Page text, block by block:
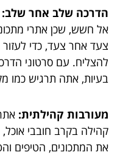
הדרכה שלב אחר שלב:
אל חשש, שכן אתרי
צעד אחר צעד, כדי
להצליח. עם סרטוני
בעיות, אתה תרגיש כמו
מעורבות קהילתית:
קהילה בקרב חובבי
את המתכונים, הטיפים